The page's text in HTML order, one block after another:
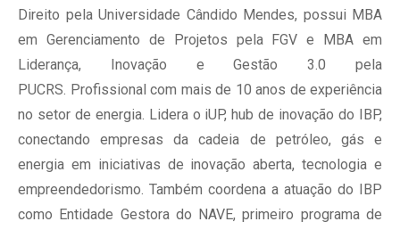
Direito pela Universidade Cândido Mendes, possui MBA
em Gerenciamento de Projetos pela FGV e MBA em
Liderança, Inovação e Gestão 3.0 pela
PUCRS. Profissional com mais de 10 anos de experiência
no setor de energia. Lidera o iUP, hub de inovação do IBP,
conectando empresas da cadeia de petróleo, gás e
energia em iniciativas de inovação aberta, tecnologia e
empreendedorismo. Também coordena a atuação do IBP
como Entidade Gestora do NAVE, primeiro programa de